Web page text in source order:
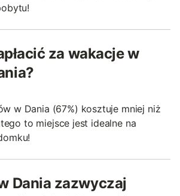
za wakacje w
w Dania (67%) kosztuje mniej niż
to miejsce jest idealne na
Dania zazwyczaj